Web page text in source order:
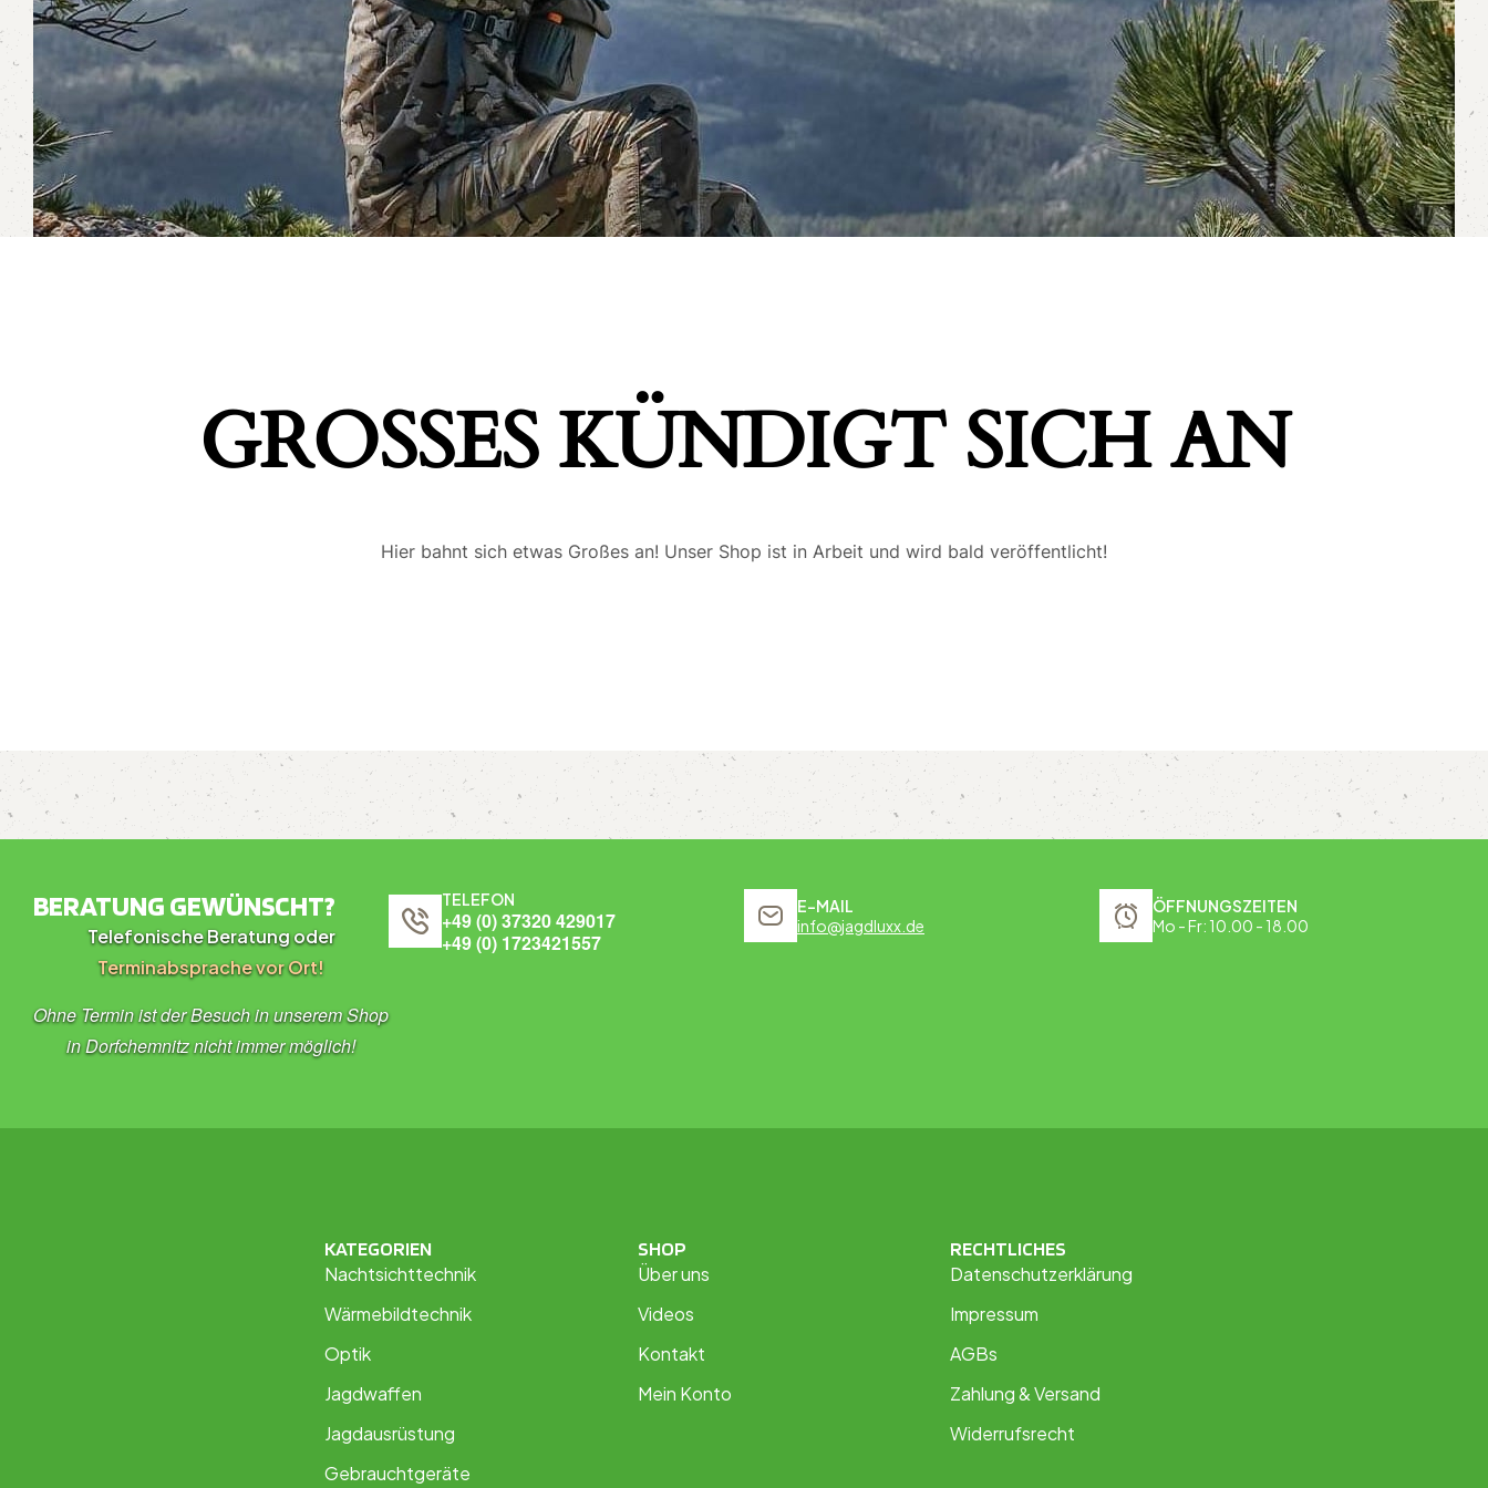
GROSSES KÜNDIGT SICH AN
Hier bahnt sich etwas Großes an! Unser Shop ist in Arbeit und wird bald veröffentlicht!
BERATUNG GEWÜNSCHT?
Telefonische Beratung oder
Terminabsprache vor Ort!
Ohne Termin ist der Besuch in unserem Shop
in Dorfchemnitz nicht immer möglich!
TELEFON
+49 (0) 37320 429017
+49 (0) 1723421557
E-MAIL
info@jagdluxx.de
ÖFFNUNGSZEITEN
Mo - Fr: 10.00 - 18.00
KATEGORIEN
Nachtsichttechnik
Wärmebildtechnik
Optik
Jagdwaffen
Jagdausrüstung
Gebrauchtgeräte
SHOP
Über uns
Videos
Kontakt
Mein Konto
RECHTLICHES
Datenschutzerklärung
Impressum
AGBs
Zahlung & Versand
Widerrufsrecht